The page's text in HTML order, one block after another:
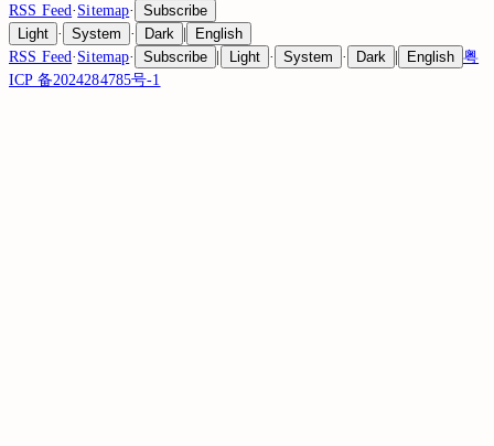
RSS Feed· Sitemap·
Subscribe
Light · System · Dark
English
RSS Feed· Sitemap· Subscribe Light · System · Dark English 粤
ICP 备2024284785号-1